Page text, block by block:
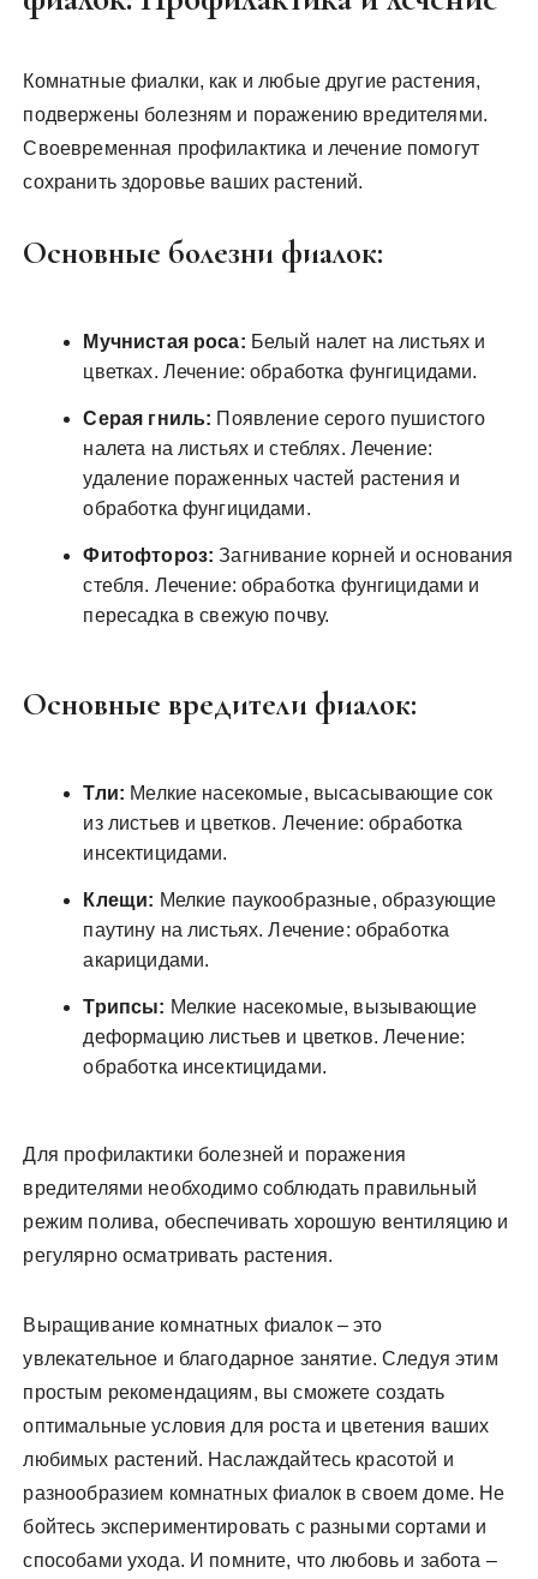
Комнатные фиалки, как и любые другие растения,
подвержены болезням и поражению вредителями.
Своевременная профилактика и лечение помогут
сохранить здоровье ваших растений.
Основные болезни фиалок:
Мучнистая роса: Белый налет на листьях и
цветках. Лечение: обработка фунгицидами.
Серая гниль: Появление серого пушистого
налета на листьях и стеблях. Лечение:
удаление пораженных частей растения и
обработка фунгицидами.
Фитофтороз: Загнивание корней и основания
стебля. Лечение: обработка фунгицидами и
пересадка в свежую почву.
Основные вредители фиалок:
Тли: Мелкие насекомые, высасывающие сок
из листьев и цветков. Лечение: обработка
инсектицидами.
Клещи: Мелкие паукообразные, образующие
паутину на листьях. Лечение: обработка
акарицидами.
Трипсы: Мелкие насекомые, вызывающие
деформацию листьев и цветков. Лечение:
обработка инсектицидами.
Для профилактики болезней и поражения
вредителями необходимо соблюдать правильный
режим полива, обеспечивать хорошую вентиляцию и
регулярно осматривать растения.
Выращивание комнатных фиалок – это
увлекательное и благодарное занятие. Следуя этим
простым рекомендациям, вы сможете создать
оптимальные условия для роста и цветения ваших
любимых растений. Наслаждайтесь красотой и
разнообразием комнатных фиалок в своем доме. Не
бойтесь экспериментировать с разными сортами и
способами ухода. И помните, что любовь и забота –